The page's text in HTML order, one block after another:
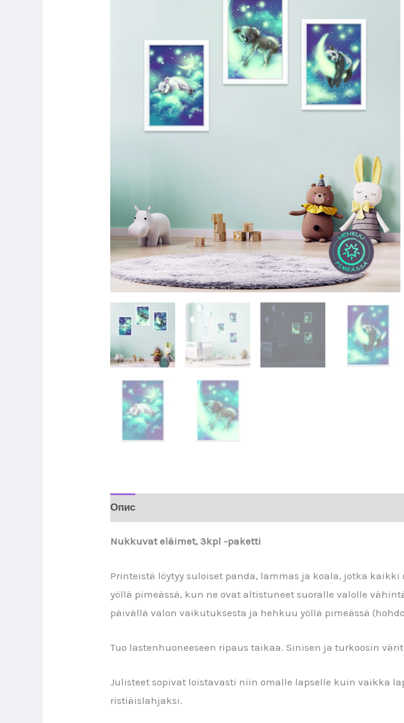
Опис
Nukkuvat eläimet, 3kpl -paketti
Printeistä löytyy suloiset panda, lammas ja koala, jotka
yöllä pimeässä, kun ne ovat altistuneet suoralle valolle
päivällä valon vaikutuksesta ja hehkuu yöllä pimeässä
Tuo lastenhuoneeseen ripaus taikaa. Sinisen ja turkoosin
Julisteet sopivat loistavasti niin omalle lapselle kuin vaikka
ristiäislahjaksi.